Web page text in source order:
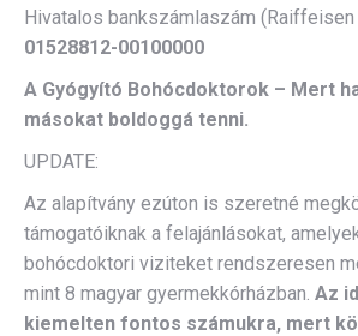
Hivatalos bankszámlaszám (Raiffeisen
01528812-00100000
A Gyógyító Bohócdoktorok – Mert
másokat boldoggá tenni.
UPDATE:
Az alapítvány ezúton is szeretné
támogatóiknak a felajánlásokat,
bohócdoktori viziteket rendszeresen
mint 8 magyar gyermekkórházban. Az
kiemelten fontos számukra, mert